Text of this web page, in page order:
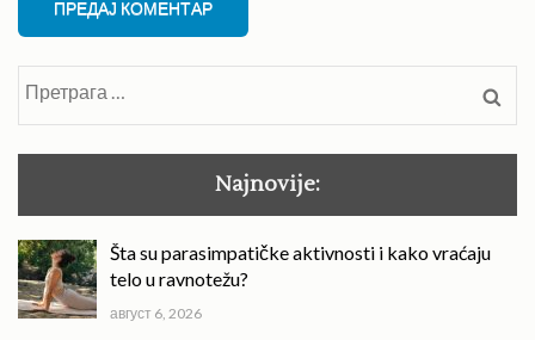
Najnovije:
Šta su parasimpatičke aktivnosti i kako vraćaju
telo u ravnotežu?
август 6, 2026